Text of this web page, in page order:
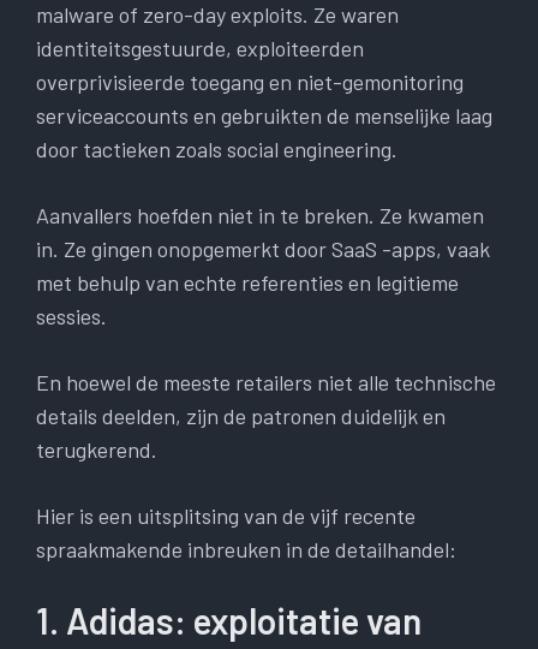
malware of zero-day exploits. Ze waren
identiteitsgestuurde, exploiteerden
overprivisieerde toegang en niet-gemonitoring
serviceaccounts en gebruikten de menselijke laag
door tactieken zoals social engineering.
Aanvallers hoefden niet in te breken. Ze kwamen
in. Ze gingen onopgemerkt door SaaS -apps, vaak
met behulp van echte referenties en legitieme
sessies.
En hoewel de meeste retailers niet alle technische
details deelden, zijn de patronen duidelijk en
terugkerend.
Hier is een uitsplitsing van de vijf recente
spraakmakende inbreuken in de detailhandel:
1. Adidas: exploitatie van